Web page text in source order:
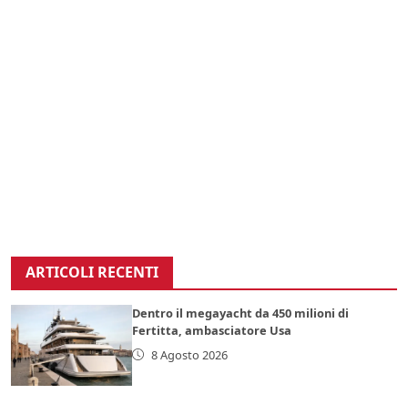
ARTICOLI RECENTI
Dentro il megayacht da 450 milioni di
Fertitta, ambasciatore Usa
8 Agosto 2026